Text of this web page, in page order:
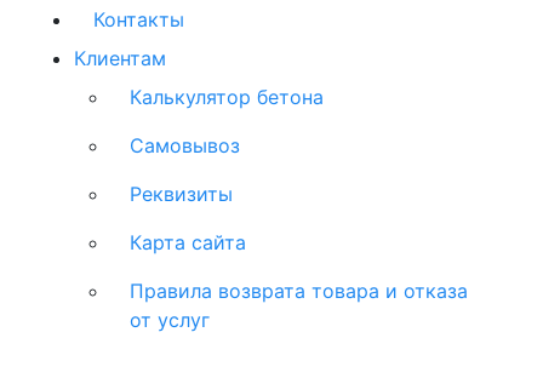
Контакты
Клиентам
Калькулятор бетона
Самовывоз
Реквизиты
Карта сайта
Правила возврата товара и отказа
от услуг